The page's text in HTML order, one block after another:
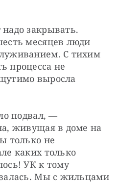
закрывать.
месяцев люди
С тихим
процесса не
выросла
подвал, —
живущая в доме на
только не
каких только
УК к тому
Мы с жильцами